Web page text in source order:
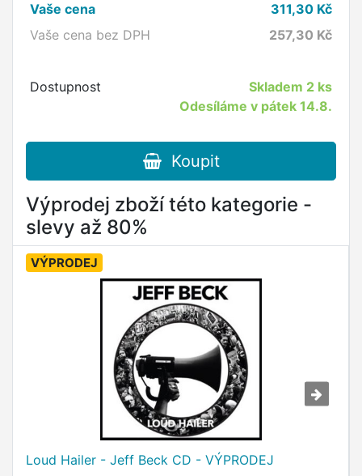
Vaše cena
311,30 Kč
Vaše cena bez DPH
257,30 Kč
Dostupnost Skladem 2 ks
Odesíláme v pátek 14.8.
Koupit
Výprodej zboží této kategorie -
slevy až 80%
VÝPRODEJ
Loud Hailer - Jeff Beck CD - VÝPRODEJ